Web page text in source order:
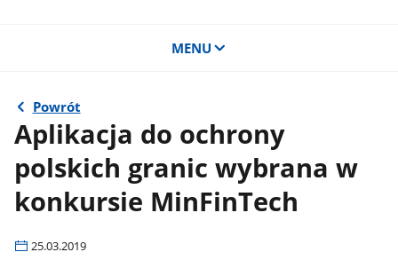
MENU
Powrót
Aplikacja do ochrony
polskich granic wybrana w
konkursie MinFinTech
25.03.2019